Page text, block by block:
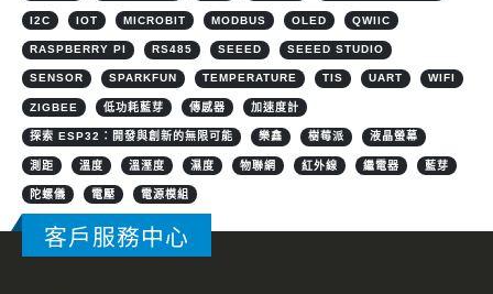
I2C IOT MICROBIT MODBUS OLED QWIIC
RASPBERRY PI RS485 SEEED SEEED STUDIO
SENSOR SPARKFUN TEMPERATURE TIS UART WIFI
ZIGBEE 低功耗藍芽 傳感器 加速度計
探索 ESP32：開發與創新的無限可能 樂鑫 樹莓派 液晶螢幕
測距 溫度 溫溼度 濕度 物聯網 紅外線 繼電器 藍芽
陀螺儀 電壓 電源模組
客戶服務中心